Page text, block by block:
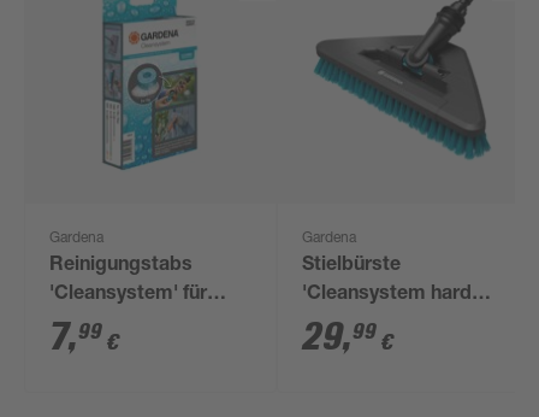
Gardena
Reinigungstabs
'Cleansystem' für
wasserführende Stiele
9 Stück
7,99 €
Gardena
Stielbürste
'Cleansystem hard
flex' 28 x 17,3 x 11 cm
29,99 €